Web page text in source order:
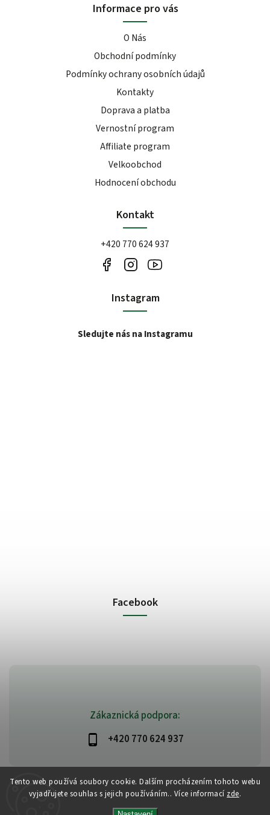
Tento web používá soubory cookie. Dalším procházením tohoto webu
vyjadřujete souhlas s jejich používáním.. Více informací zde.
Zákaznická podpora:
+420 770 624 937
Informace pro vás
O Nás
Obchodní podmínky
Podmínky ochrany osobních údajů
Kontakty
Doprava a platba
Vernostní program
Affiliate program
Velkoobchod
Hodnocení obchodu
Kontakt
+420 770 624 937
Instagram
Sledujte nás na Instagramu
Facebook
Copyright 2026PlanetAyurveda. Všechna práva vyhrazena.
| DesignShoptak.cz